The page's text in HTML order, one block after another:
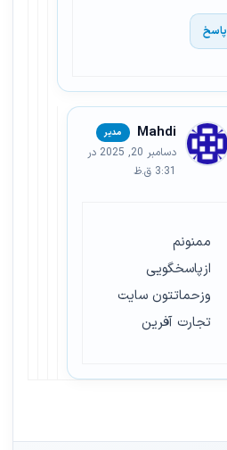
پاسخ
Mahdi
دسامبر 20, 2025 در
3:31 ق.ظ
ممنونم
ازپاسخگویی
وزحماتتون سایت
تجارت آفرین